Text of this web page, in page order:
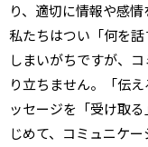
り、適切に情報や感情
私たちはつい「何を
しまいがちですが、
り立ちません。「伝
ッセージを「受け取
じめて、コミュニケー